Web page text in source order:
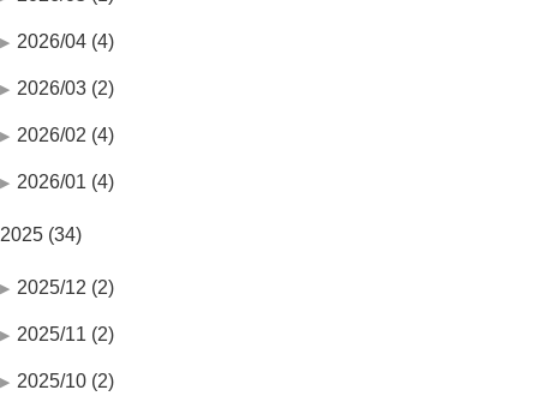
2026/04 (4)
2026/03 (2)
2026/02 (4)
2026/01 (4)
2025 (34)
2025/12 (2)
2025/11 (2)
2025/10 (2)